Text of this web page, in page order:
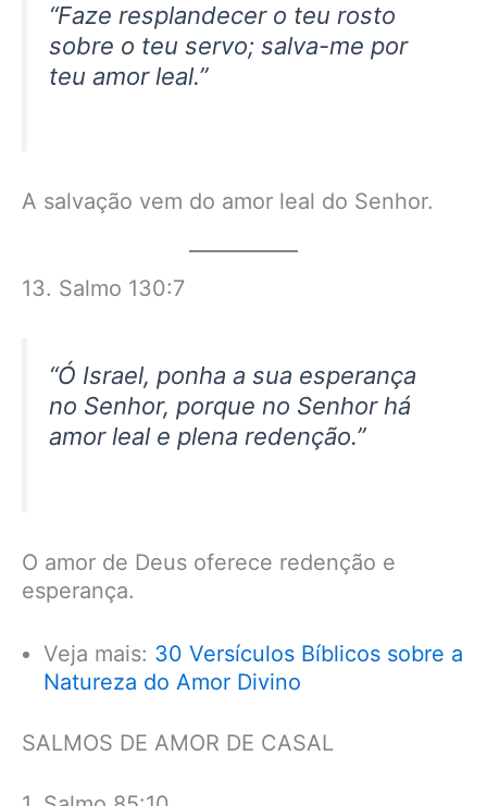
“Faze resplandecer o teu rosto
sobre o teu servo; salva-me por
teu amor leal.”
A salvação vem do amor leal do Senhor.
13. Salmo 130:7
“Ó Israel, ponha a sua esperança
no Senhor, porque no Senhor há
amor leal e plena redenção.”
O amor de Deus oferece redenção e
esperança.
Veja mais: 30 Versículos Bíblicos sobre a
Natureza do Amor Divino
SALMOS DE AMOR DE CASAL